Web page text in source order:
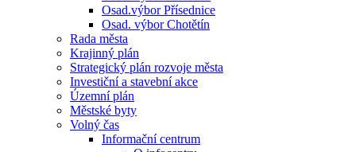
Osad.výbor Přísednice
Osad. výbor Chotětín
Rada města
Krajinný plán
Strategický plán rozvoje města
Investiční a stavební akce
Územní plán
Městské byty
Volný čas
Informační centrum